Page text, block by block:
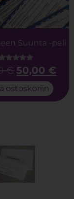
Suunta -peli
Arvostelu
tuotteesta:
5.00
/ 5
€ 50,00 €
ostoskoriin